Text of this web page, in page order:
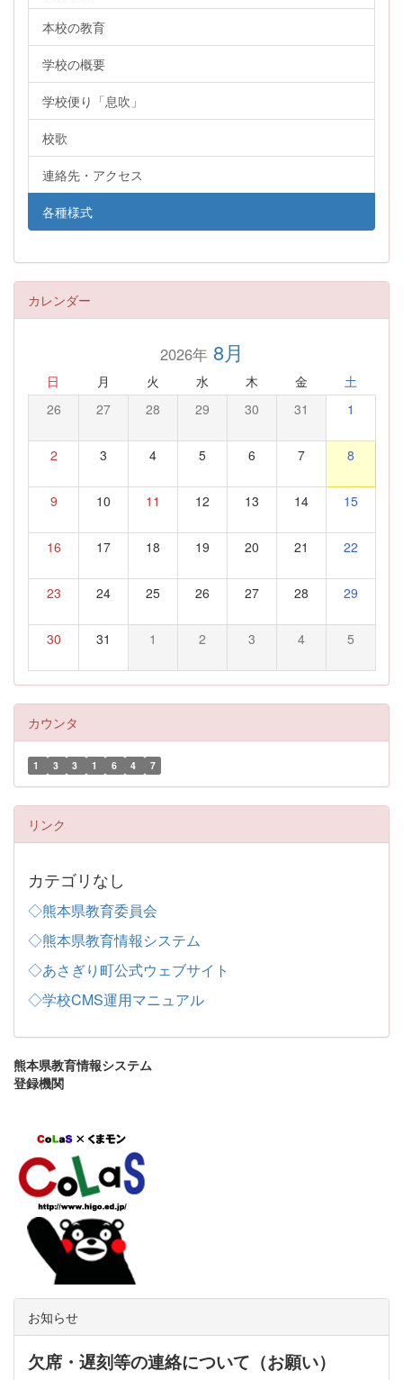
本校の教育
学校の概要
学校便り「息吹」
校歌
連絡先・アクセス
各種様式
カレンダー
2026年8月
日 月 火 水 木 金 土
26 27 28 29 30 31 1
2 3 4 5 6 7 8
9 10 11 12 13 14 15
16 17 18 19 20 21 22
23 24 25 26 27 28 29
30 31 1 2 3 4 5
カウンタ
1 3 3 1 6 4 7
リンク
カテゴリなし
◇熊本県教育委員会
◇熊本県教育情報システム
◇あさぎり町公式ウェブサイト
◇学校CMS運用マニュアル
熊本県教育情報システム
登録機関
お知らせ
欠席・遅刻等の連絡について（お願い）